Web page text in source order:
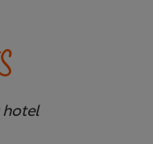
hotel